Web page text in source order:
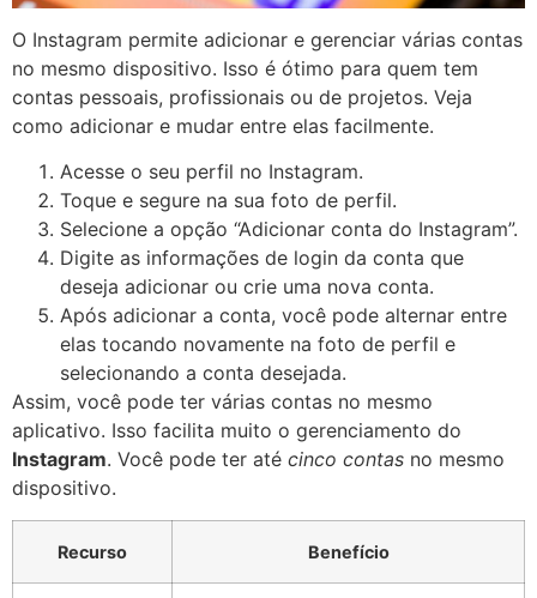
O Instagram permite adicionar e gerenciar várias contas
no mesmo dispositivo. Isso é ótimo para quem tem
contas pessoais, profissionais ou de projetos. Veja
como adicionar e mudar entre elas facilmente.
Acesse o seu perfil no Instagram.
Toque e segure na sua foto de perfil.
Selecione a opção “Adicionar conta do Instagram”.
Digite as informações de login da conta que
deseja adicionar ou crie uma nova conta.
Após adicionar a conta, você pode alternar entre
elas tocando novamente na foto de perfil e
selecionando a conta desejada.
Assim, você pode ter várias contas no mesmo
aplicativo. Isso facilita muito o gerenciamento do
Instagram. Você pode ter até cinco contas no mesmo
dispositivo.
Recurso Benefício